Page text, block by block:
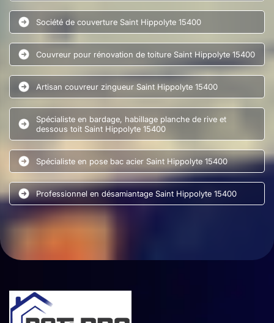
Société de couverture Saint Hippolyte 15400
Couvreur pour rénovation de toiture Saint Hippolyte 15400
Artisan couvreur zingueur Saint Hippolyte 15400
Spécialiste en bardage, habillage planche de rive et
dessous toit Saint Hippolyte 15400
Spécialiste en pose bac acier Saint Hippolyte 15400
Professionnel en désamiantage Saint Hippolyte 15400